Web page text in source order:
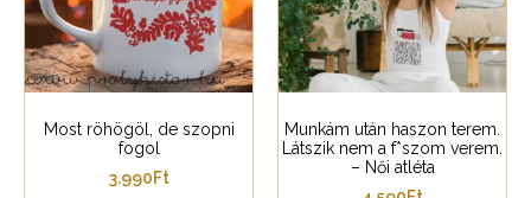
Most röhögöl, de szopni
fogol
3.990Ft
Munkám után haszon terem.
Látszik nem a f*szom verem.
– Női atléta